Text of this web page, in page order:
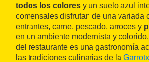
todos los colores y un suelo azul
comensales disfrutan de una variada
entrantes, carne, pescado, arroces y
en un ambiente modernista y
del restaurante es una gastronomía
las tradiciones culinarias de la